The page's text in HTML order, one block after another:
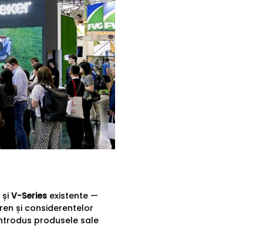
și V-Series existente —
și considerentelor
produsele sale